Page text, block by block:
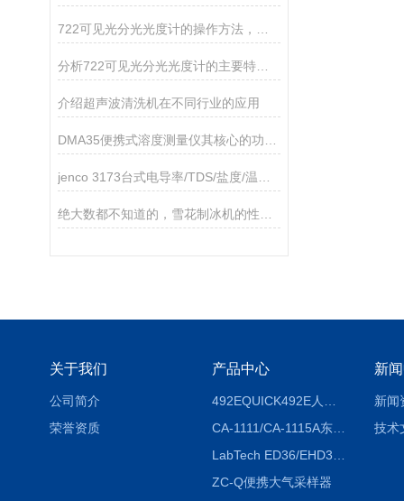
分析722可见光分光光度计的主要特点和维护
介绍超声波清洗机在不同行业的应用
关于我们
公司简介
荣誉资质
产品中心
CA-1111/CA-1115A东京理化EYELA CA-1111/CA-1115A冷却水循环装置
ZC-Q便携大气采样器
新
新闻
技术